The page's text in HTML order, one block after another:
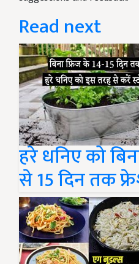
Read next
हरे धनिए को
से 15 दिन तक